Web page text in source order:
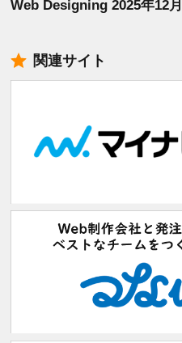
Web Designing 2025年12
関連サイト